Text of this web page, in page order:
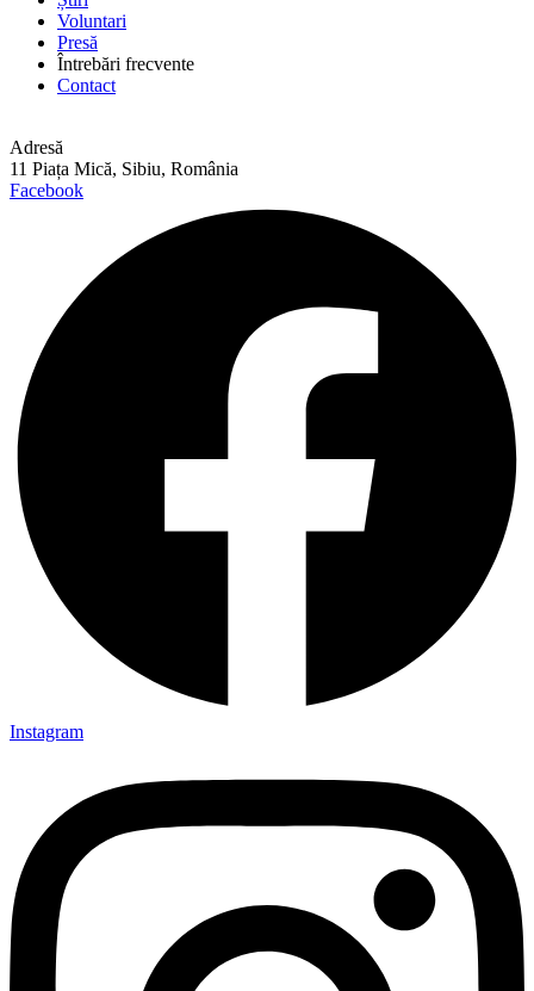
Voluntari
Presă
Întrebări frecvente
Contact
Adresă
11 Piața Mică, Sibiu, România
Facebook
Instagram